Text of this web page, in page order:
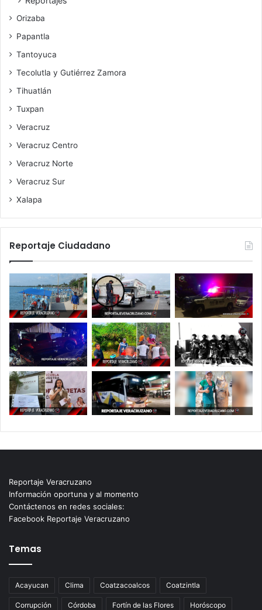
Orizaba
Papantla
Tantoyuca
Tecolutla y Gutiérrez Zamora
Tihuatlán
Tuxpan
Veracruz
Veracruz Centro
Veracruz Norte
Veracruz Sur
Xalapa
Reportaje Ciudadano
Reportaje Veracruzano
Información oportuna y al momento
Contáctenos en redes sociales:
Facebook Reportaje Veracruzano
Temas
Acayucan Clima Coatzacoalcos Coatzintla
Corrupción Córdoba Fortín de las Flores Horóscopo